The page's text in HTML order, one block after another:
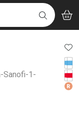
BUSCAR